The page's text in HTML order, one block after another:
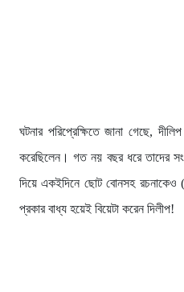
ঘটনার পরিপ্রেক্ষিতে জানা গেছে,
করেছিলেন। গত নয় বছর ধরে তাদের
দিয়ে একইদিনে ছোট বোনসহ
প্রকার বাধ্য হয়েই বিয়েটা করেন দিলীপ!